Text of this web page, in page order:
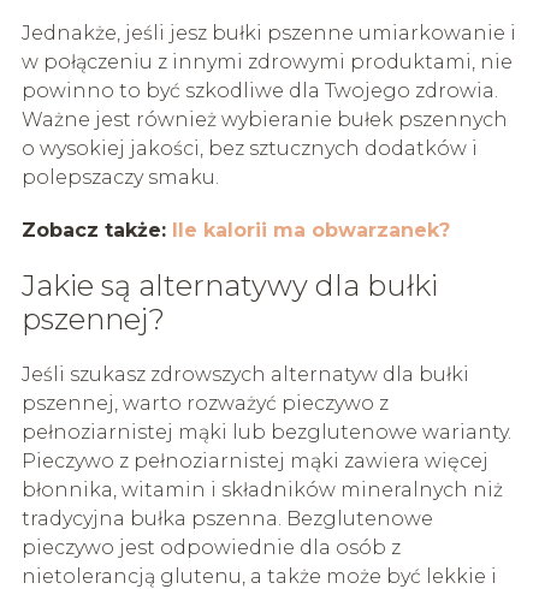
Jednakże, jeśli jesz bułki pszenne umiarkowanie i
w połączeniu z innymi zdrowymi produktami, nie
powinno to być szkodliwe dla Twojego zdrowia.
Ważne jest również wybieranie bułek pszennych
o wysokiej jakości, bez sztucznych dodatków i
polepszaczy smaku.
Zobacz także: Ile kalorii ma obwarzanek?
Jakie są alternatywy dla bułki
pszennej?
Jeśli szukasz zdrowszych alternatyw dla bułki
pszennej, warto rozważyć pieczywo z
pełnoziarnistej mąki lub bezglutenowe warianty.
Pieczywo z pełnoziarnistej mąki zawiera więcej
błonnika, witamin i składników mineralnych niż
tradycyjna bułka pszenna. Bezglutenowe
pieczywo jest odpowiednie dla osób z
nietolerancją glutenu, a także może być lekkie i